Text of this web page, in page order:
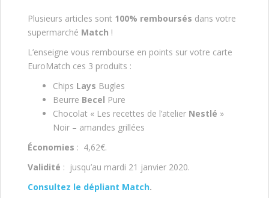
Plusieurs articles sont 100% remboursés dans votre
supermarché Match !
L’enseigne vous rembourse en points sur votre carte
EuroMatch ces 3 produits :
Chips Lays Bugles
Beurre Becel Pure
Chocolat « Les recettes de l’atelier Nestlé »
Noir – amandes grillées
Économies : 4,62€.
Validité : jusqu’au mardi 21 janvier 2020.
Consultez le dépliant Match.